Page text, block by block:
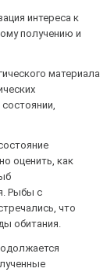
интереса к
получению и
материала
оценить, как
Рыбы с
что
обитания.